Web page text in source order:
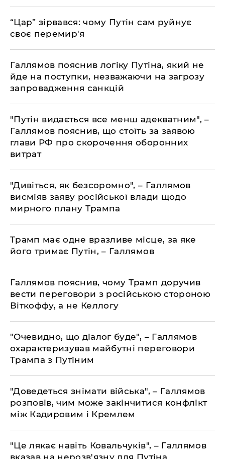
​“Цар” зірвався: чому Путін сам руйнує
своє перемир'я
Галлямов пояснив логіку Путіна, який не
йде на поступки, незважаючи на загрозу
запровадження санкцій
"Путін видається все менш адекватним", –
Галлямов пояснив, що стоїть за заявою
глави РФ про скорочення оборонних
витрат
"Дивіться, як безсоромно", – Галлямов
висміяв заяву російської влади щодо
мирного плану Трампа
Трамп має одне вразливе місце, за яке
його тримає Путін, – Галлямов
Галлямов пояснив, чому Трамп доручив
вести переговори з російською стороною
Віткоффу, а не Келлогу
"Очевидно, що діалог буде", – Галлямов
охарактеризував майбутні переговори
Трампа з Путіним
"Доведеться знімати війська", – Галлямов
розповів, чим може закінчитися конфлікт
між Кадировим і Кремлем
"Це лякає навіть Ковальчуків", – Галлямов
вказав на нерозв'язну для Путіна